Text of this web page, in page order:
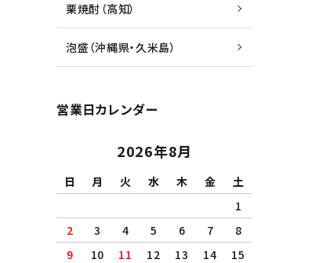
栗焼酎（高知）
泡盛（沖縄県・久米島）
営業日カレンダー
2026年8月
日 月 火 水 木 金
土
1
2
3 4 5 6 7
8
9
10 11 12 13 14
15